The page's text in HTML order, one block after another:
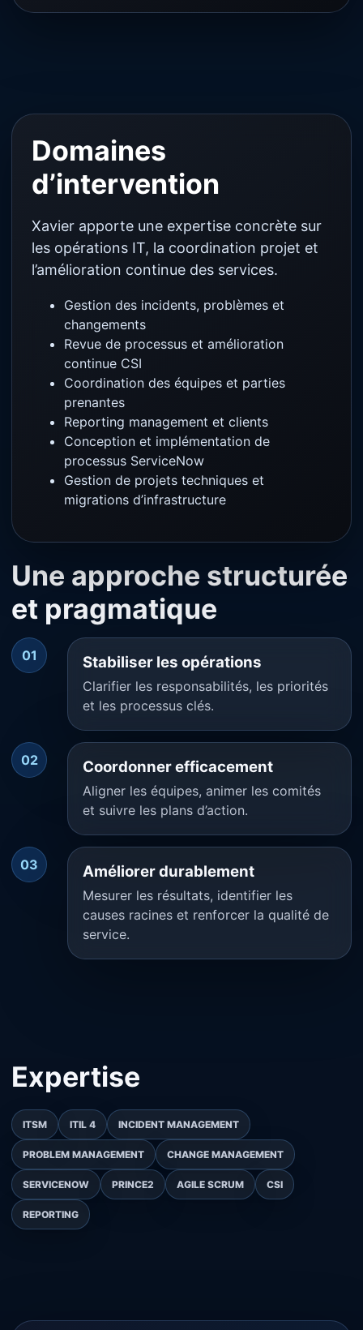
Domaines
d’intervention
Xavier apporte une expertise concrète sur
les opérations IT, la coordination projet et
l’amélioration continue des services.
Gestion des incidents, problèmes et
changements
Revue de processus et amélioration
continue CSI
Coordination des équipes et parties
prenantes
Reporting management et clients
Conception et implémentation de
processus ServiceNow
Gestion de projets techniques et
migrations d’infrastructure
Une approche structurée
et pragmatique
01 Stabiliser les opérations
Clarifier les responsabilités, les priorités
et les processus clés.
02 Coordonner efficacement
Aligner les équipes, animer les comités
et suivre les plans d’action.
03 Améliorer durablement
Mesurer les résultats, identifier les
causes racines et renforcer la qualité de
service.
Expertise
ITSM ITIL 4 INCIDENT MANAGEMENT
PROBLEM MANAGEMENT CHANGE MANAGEMENT
SERVICENOW PRINCE2 AGILE SCRUM CSI
REPORTING